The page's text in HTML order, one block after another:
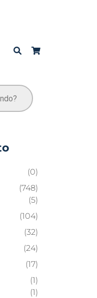
(0)
(748)
(5)
(104)
(32)
(24)
(17)
(1)
(1)